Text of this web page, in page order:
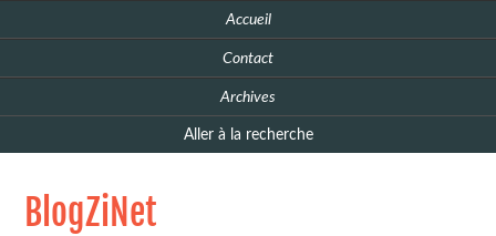
Accueil
Contact
Archives
Aller à la recherche
BlogZiNet